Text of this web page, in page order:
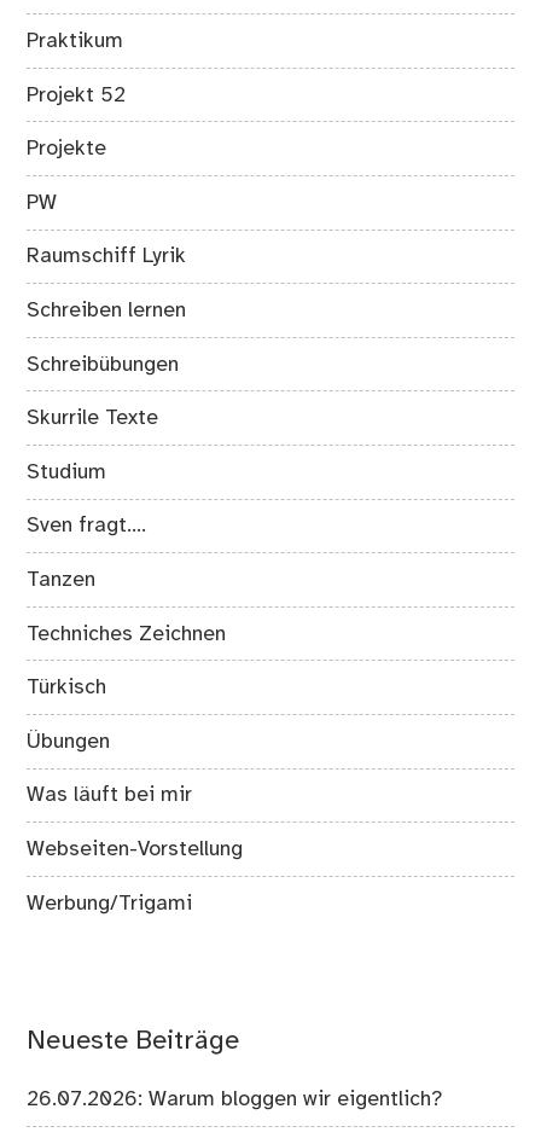
Praktikum
Projekt 52
Projekte
PW
Raumschiff Lyrik
Schreiben lernen
Schreibübungen
Skurrile Texte
Studium
Sven fragt….
Tanzen
Techniches Zeichnen
Türkisch
Übungen
Was läuft bei mir
Webseiten-Vorstellung
Werbung/Trigami
Neueste Beiträge
26.07.2026: Warum bloggen wir eigentlich?